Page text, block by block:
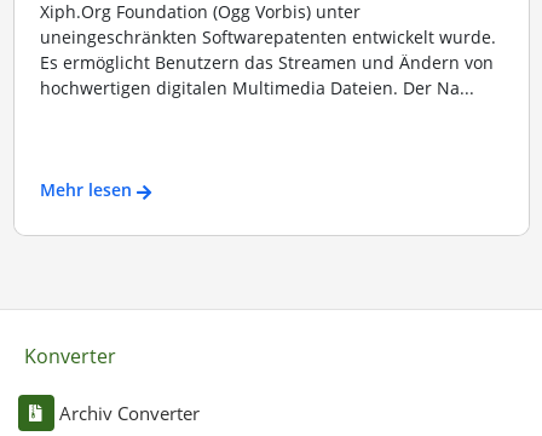
Xiph.Org Foundation (Ogg Vorbis) unter
uneingeschränkten Softwarepatenten entwickelt wurde.
Es ermöglicht Benutzern das Streamen und Ändern von
hochwertigen digitalen Multimedia Dateien. Der Na...
Mehr lesen
Konverter
Archiv Converter